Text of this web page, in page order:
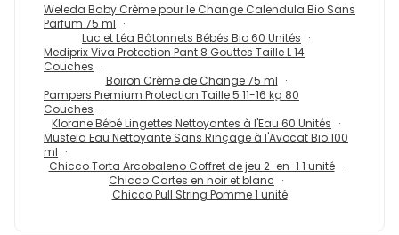
Weleda Baby Crème pour le Change Calendula Bio Sans
Parfum 75 ml
Luc et Léa Bâtonnets Bébés Bio 60 Unités
Mediprix Viva Protection Pant 8 Gouttes Taille L 14
Couches
Boiron Crème de Change 75 ml
Pampers Premium Protection Taille 5 11-16 kg 80
Couches
Klorane Bébé Lingettes Nettoyantes à l'Eau 60 Unités
Mustela Eau Nettoyante Sans Rinçage à l'Avocat Bio 100
ml
Chicco Torta Arcobaleno Coffret de jeu 2-en-1 1 unité
Chicco Cartes en noir et blanc
Chicco Pull String Pomme 1 unité